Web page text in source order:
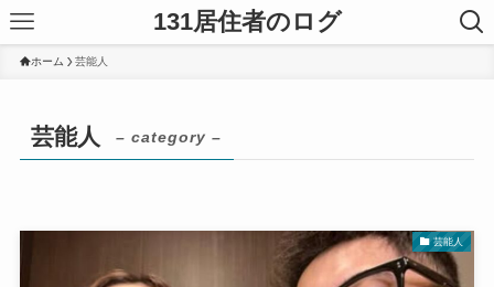
131居住者のログ
ホーム 芸能人
芸能人 – category –
芸能人